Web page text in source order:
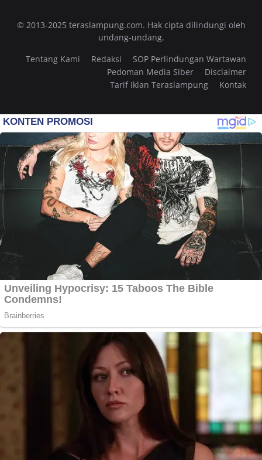
© 2013-2025 teraslampung.com. Hak cipta dilindungi oleh
undang-undang.
Tentang Kami
Redaksi
SOP Perlindungan Wartawan
Pedoman Media Siber
Disclaimer
Tarif Iklan Teraslampung
Kontak